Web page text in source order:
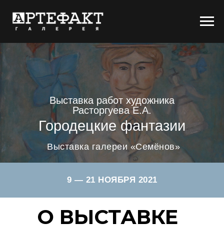
Выставка галереи «Семёнов»
Городецкие фантазии
Выставка работ художника
Расторгуева Е.А.
9 — 21 НОЯБРЯ 2021
О ВЫСТАВКЕ